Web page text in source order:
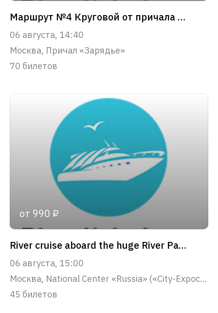
Маршрут №4 Круговой от причала «Зарядье»
06 августа, 14:40
Москва, Причал «Зарядье»
70 билетов
от 990 ₽
River cruise aboard the huge River Palace yacht along the Moscow center
06 августа, 15:00
Москва, National Center «Russia» («City-Expocenter») pier
45 билетов